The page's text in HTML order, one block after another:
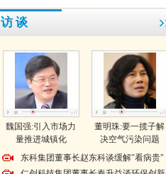
访 谈
魏国强:引入市场力
量推进城镇化
董明珠:要一揽子解
决空气污染问题
东科集团董事长赵东科谈缓解"看病贵"